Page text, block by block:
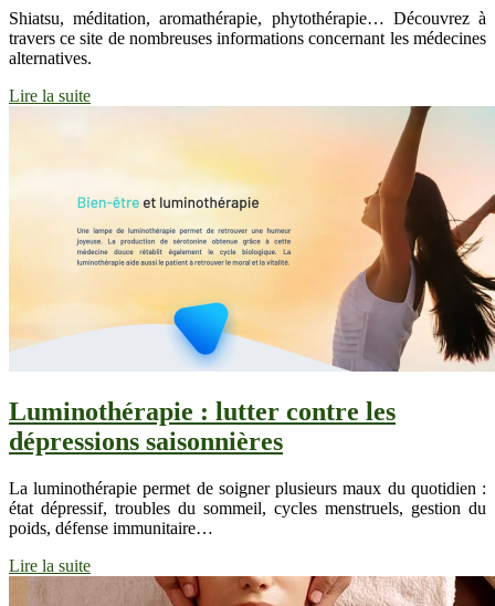
Shiatsu, méditation, aromathérapie, phytothérapie… Découvrez à
travers ce site de nombreuses informations concernant les médecines
alternatives.
Lire la suite
Luminothérapie : lutter contre les
dépressions saisonnières
La luminothérapie permet de soigner plusieurs maux du quotidien :
état dépressif, troubles du sommeil, cycles menstruels, gestion du
poids, défense immunitaire…
Lire la suite